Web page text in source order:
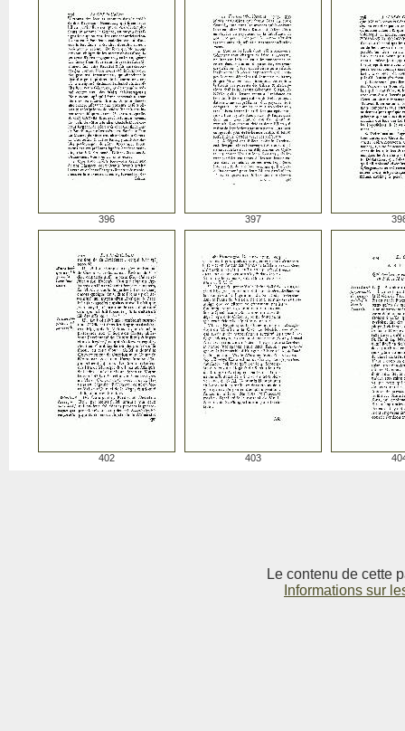
396 397
402 403
Le contenu de cette
Informations sur